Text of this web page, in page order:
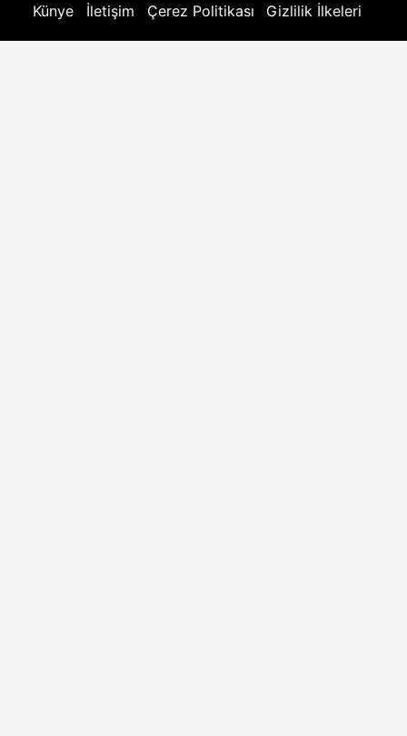
Künye İletişim Çerez Politikası Gizlilik İlkeleri